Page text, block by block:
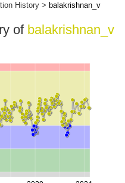
History > balakrishnan_v
of balakrishnan_v